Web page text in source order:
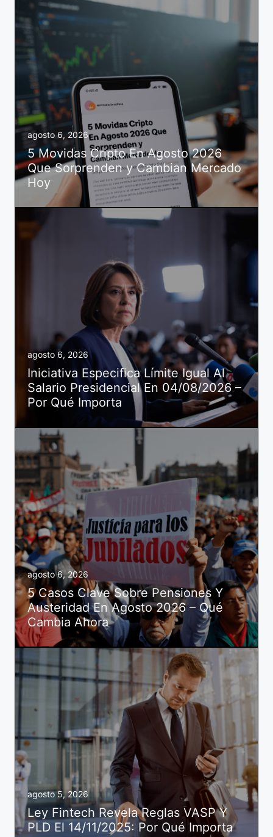
agosto 6, 2026
5 Movidas Cripto En Agosto 2026
Que Sorprenden y Cambian Mercado
Hoy
agosto 6, 2026
Iniciativa Especifica Límite Igual Al
Salario Presidencial En 04/08/2026 –
Por Qué Importa
agosto 6, 2026
5 Casos Clave Sobre Pensiones Y
Austeridad En Agosto 2026 – Qué
Cambia Ahora
agosto 5, 2026
Ley Fintech Revela Reglas VASP Y
PLD El 14/11/2025: Por Qué Importa